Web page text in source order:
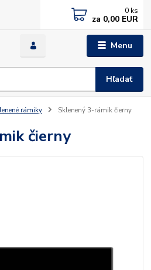
Menu
Hľadať
0 ks
za 0,00 EUR
rámiky Sklenený 3-rámik čierny
čierny